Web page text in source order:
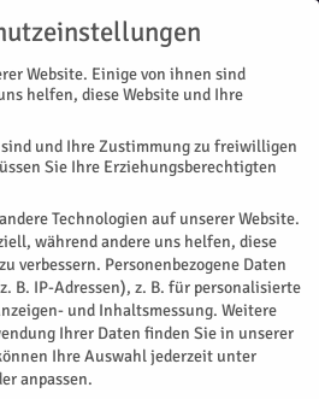
was los“ auf der Spurensuche
auf der
Zähringer zeigt in seinem Dialog
und Tierreich.
2023 272
Website. Einige von ihnen sind
helfen, diese Website und Ihre
und Ihre Zustimmung zu freiwilligen
Sie Ihre Erziehungsberechtigten
Technologien auf unserer Website.
während andere uns helfen, diese
verbessern. Personenbezogene Daten
B. IP-Adressen), z. B. für personalisierte
und Inhaltsmessung. Weitere
Ihrer Daten finden Sie in unserer
Ihre Auswahl jederzeit unter
anpassen.